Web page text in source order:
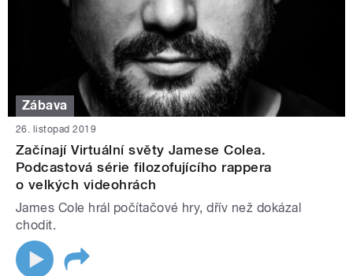
Zábava
26. listopad 2019
Začínají Virtuální světy Jamese Colea.
Podcastová série filozofujícího rappera
o velkých videohrách
James Cole hrál počítačové hry, dřív než dokázal
chodit.